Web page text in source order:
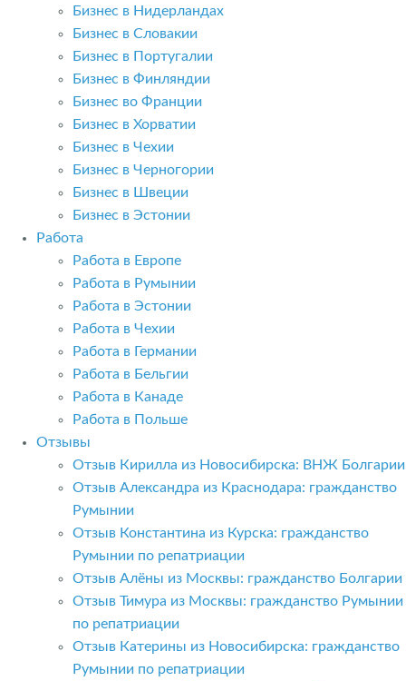
Бизнес в Нидерландах
Бизнес в Словакии
Бизнес в Португалии
Бизнес в Финляндии
Бизнес во Франции
Бизнес в Хорватии
Бизнес в Чехии
Бизнес в Черногории
Бизнес в Швеции
Бизнес в Эстонии
Работа
Работа в Европе
Работа в Румынии
Работа в Эстонии
Работа в Чехии
Работа в Германии
Работа в Бельгии
Работа в Канаде
Работа в Польше
Отзывы
Отзыв Кирилла из Новосибирска: ВНЖ Болгарии
Отзыв Александра из Краснодара: гражданство
Румынии
Отзыв Константина из Курска: гражданство
Румынии по репатриации
Отзыв Алёны из Москвы: гражданство Болгарии
Отзыв Тимура из Москвы: гражданство Румынии
по репатриации
Отзыв Катерины из Новосибирска: гражданство
Румынии по репатриации